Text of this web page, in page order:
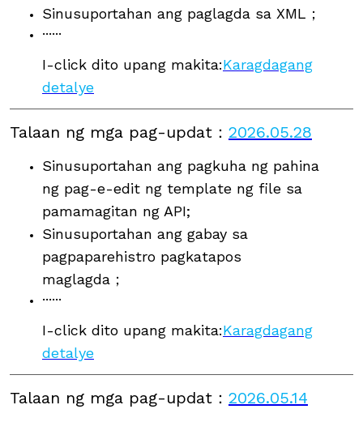
Sinusuportahan ang paglagda sa XML；
······
I-click dito upang makita:Karagdagang
detalye
Talaan ng mga pag-updat ： 2026.05.28
Sinusuportahan ang pagkuha ng pahina
ng pag-e-edit ng template ng file sa
pamamagitan ng API;
Sinusuportahan ang gabay sa
pagpaparehistro pagkatapos
maglagda；
······
I-click dito upang makita:Karagdagang
detalye
Talaan ng mga pag-updat ： 2026.05.14